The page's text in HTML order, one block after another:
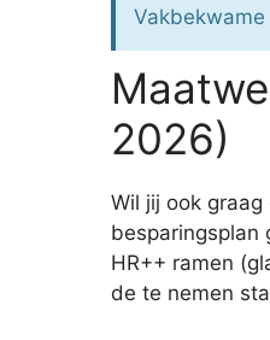
2026)
Wil jij ook
besparingsplan
HR++ ramen
de te nemen